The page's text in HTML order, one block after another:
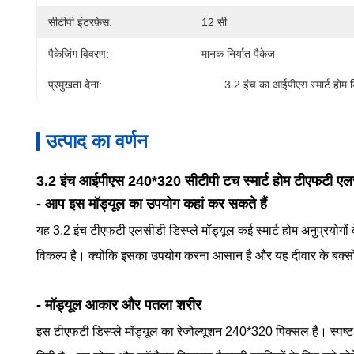
सीटीपी इंटरफ़ेस: 12 सी
पैकेजिंग विवरण: मानक निर्यात पैकेज
प्रमुखता देना: 3.2 इंच का आईपीएस स्मार्ट होम
उत्पाद का वर्णन
3.2 इंच आईपीएस 240*320 सीटीपी टच स्मार्ट होम टीएफटी
- आप इस मॉड्यूल का उपयोग कहां कर सकते हैं
यह 3.2 इंच टीएफटी एलसीडी डिस्प्ले मॉड्यूल कई स्मार्ट होम
विकल्प है। क्योंकि इसका उपयोग करना आसान है और यह दीवार के
- मॉड्यूल आकार और पतला शरीर
इस टीएफटी डिस्प्ले मॉड्यूल का रेजोल्यूशन 240*320 पिक्सल है।